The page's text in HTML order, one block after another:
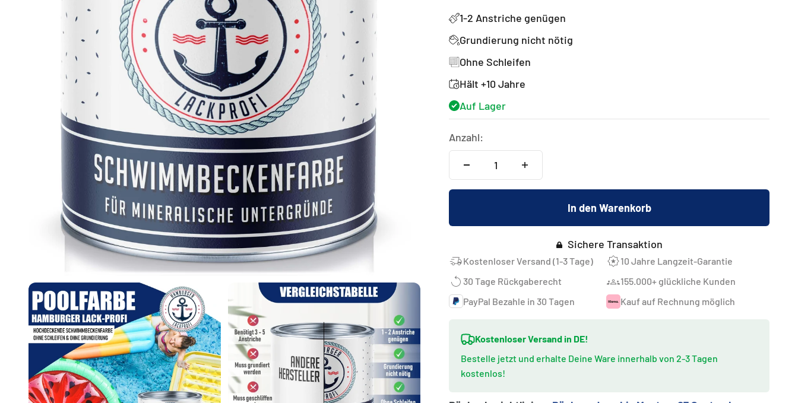
1-2 Anstriche genügen
Grundierung nicht nötig
Ohne Schleifen
Hält +10 Jahre
Auf Lager
Anzahl:
In den Warenkorb
Sichere Transaktion
Kostenloser Versand (1-3 Tage)
10 Jahre Langzeit-Garantie
30 Tage Rückgaberecht
155.000+ glückliche Kunden
PayPal Bezahle in 30 Tagen
Kauf auf Rechnung möglich
Kostenloser Versand in DE!
Bestelle jetzt und erhalte Deine Ware innerhalb von 2-3 Tagen
kostenlos!